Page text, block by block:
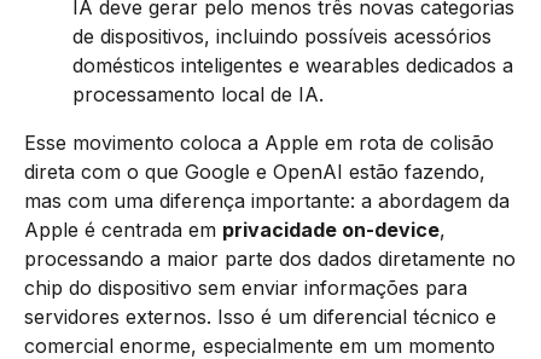
IA deve gerar pelo menos três novas categorias
de dispositivos, incluindo possíveis acessórios
domésticos inteligentes e wearables dedicados a
processamento local de IA.
Esse movimento coloca a Apple em rota de colisão
direta com o que Google e OpenAI estão fazendo,
mas com uma diferença importante: a abordagem da
Apple é centrada em privacidade on-device,
processando a maior parte dos dados diretamente no
chip do dispositivo sem enviar informações para
servidores externos. Isso é um diferencial técnico e
comercial enorme, especialmente em um momento